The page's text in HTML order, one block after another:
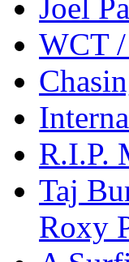
Joel
WCT
R.I.P.
Taj
Roxy